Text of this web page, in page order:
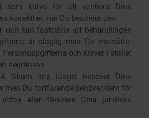
krävs för att verifiera Dina
korrekthet, när Du bestrider den
och kan fastställa att behandlingen
är olaglig men Du motsätter
Personuppgifterna och kräver i stället
begränsas
Strøm inte längre behöver Dina
men Du fortfarande behöver dem för
eller försvara Dina juridiska